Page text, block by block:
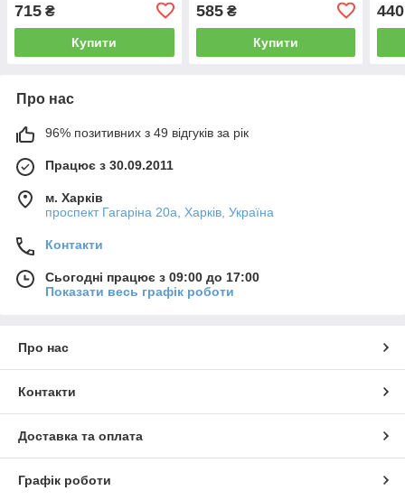
715 ₴
Купити
585₴
Купити
440
Про нас
96% позитивних з 49 відгуків за рік
Працює з 30.09.2011
м. Харків
проспект Гагаріна 20а, Харків, Україна
Контакти
Сьогодні працює з 09:00 до 17:00
Показати весь графік роботи
Про нас
Контакти
Доставка та оплата
Графік роботи